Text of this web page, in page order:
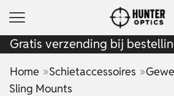
Gratis verzending bij
Home »Schietaccessoires »
Sling Mounts